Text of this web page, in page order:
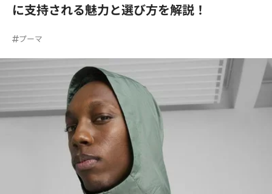
に支持される魅力と選び方を解説！
プーマ